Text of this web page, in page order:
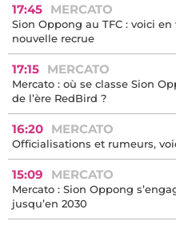
17:45 MERCATO
Sion Oppong au TFC : voici
nouvelle recrue
17:15 MERCATO
Mercato : où se classe Sion
de l’ère RedBird ?
16:20 MERCATO
Officialisations et rumeurs,
15:09 MERCATO
Mercato : Sion Oppong
jusqu’en 2030